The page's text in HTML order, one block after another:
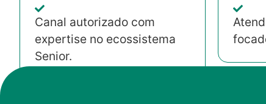
Canal autorizado com
expertise no ecossistema
Senior.